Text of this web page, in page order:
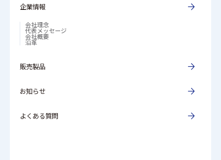
企業情報
会社理念
代表メッセージ
会社概要
沿革
販売製品
お知らせ
よくある質問